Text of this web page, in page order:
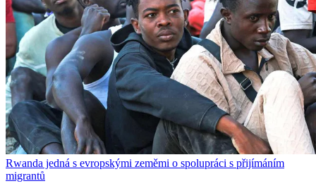
Rwanda jedná s evropskými zeměmi o spolupráci s přijímáním
migrantů